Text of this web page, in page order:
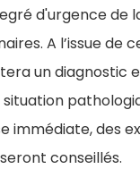
d'urgence de
A l’issue de
un diagnostic
immédiate, des
conseillés.